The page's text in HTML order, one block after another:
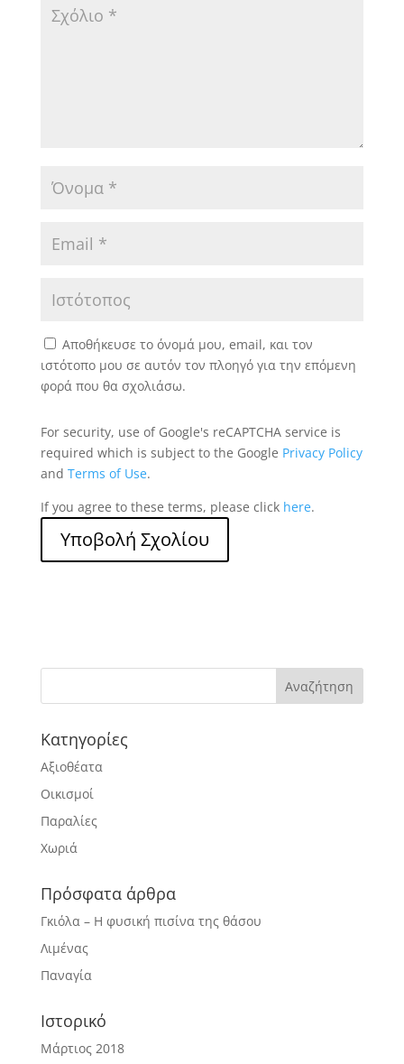
Αποθήκευσε το όνομά μου, email, και τον
ιστότοπο μου σε αυτόν τον πλοηγό για την επόμενη
φορά που θα σχολιάσω.
For security, use of Google's reCAPTCHA service is
required which is subject to the Google Privacy Policy
and Terms of Use.
If you agree to these terms, please click here.
Kατηγορίες
Αξιοθέατα
Οικισμοί
Παραλίες
Χωριά
Πρόσφατα άρθρα
Γκιόλα – Η φυσική πισίνα της θάσου
Λιμένας
Παναγία
Ιστορικό
Μάρτιος 2018